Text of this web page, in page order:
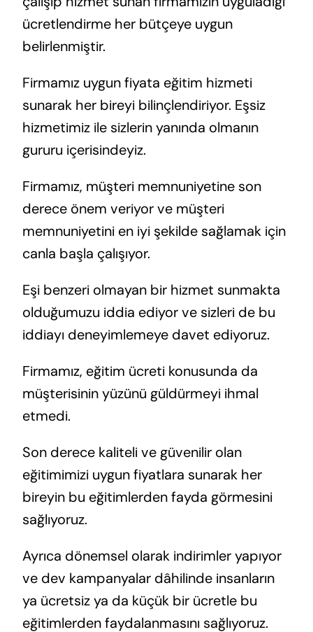
ücretlendirme her bütçeye uygun
belirlenmiştir.
Firmamız uygun fiyata eğitim hizmeti
sunarak her bireyi bilinçlendiriyor. Eşsiz
hizmetimiz ile sizlerin yanında olmanın
gururu içerisindeyiz.
Firmamız, müşteri memnuniyetine son
derece önem veriyor ve müşteri
memnuniyetini en iyi şekilde sağlamak için
canla başla çalışıyor.
Eşi benzeri olmayan bir hizmet sunmakta
olduğumuzu iddia ediyor ve sizleri de bu
iddiayı deneyimlemeye davet ediyoruz.
Firmamız, eğitim ücreti konusunda da
müşterisinin yüzünü güldürmeyi ihmal
etmedi.
Son derece kaliteli ve güvenilir olan
eğitimimizi uygun fiyatlara sunarak her
bireyin bu eğitimlerden fayda görmesini
sağlıyoruz.
Ayrıca dönemsel olarak indirimler yapıyor
ve dev kampanyalar dâhilinde insanların
ya ücretsiz ya da küçük bir ücretle bu
eğitimlerden faydalanmasını sağlıyoruz.